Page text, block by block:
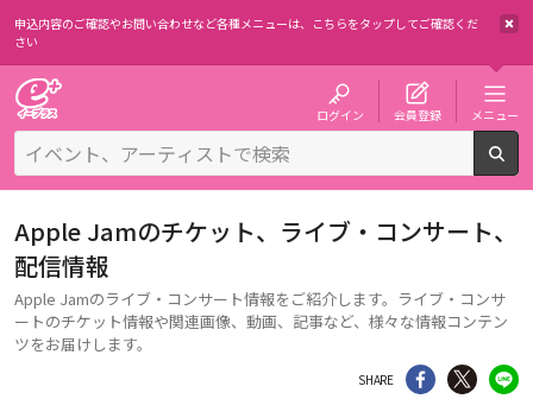
申込内容のご確認やお問い合わせなど各種メニューは、 こちらをタップしてご確認くだ
さい
ログイン 会員登録 メニュー
Apple Jamのチケット、ライブ・コンサート、
配信情報
Apple Jamのライブ・コンサート情報をご紹介します。ライブ・コンサ
ートのチケット情報や関連画像、動画、記事など、様々な情報コンテン
ツをお届けします。
SHARE シェア Twitter